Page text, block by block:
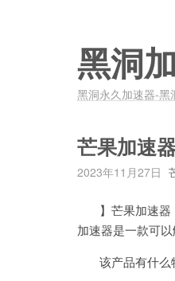
黑洞
黑洞永久加速器-黑
芒果加速
2023年11月27日
】芒果加速器
加速器是一款可
该产品有什么